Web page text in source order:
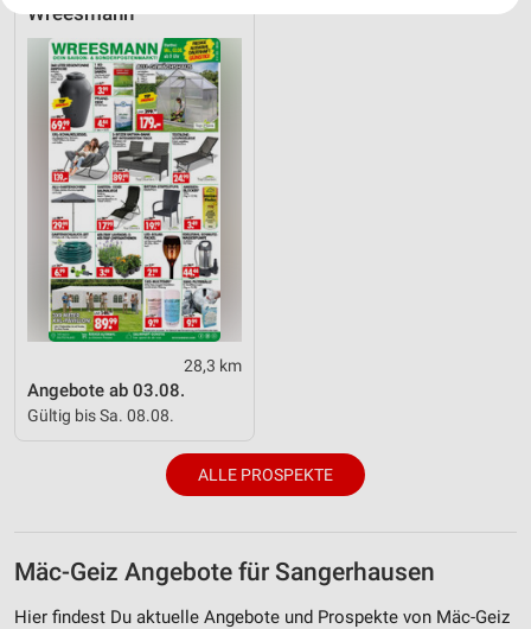
Wreesmann
28,3 km
Angebote ab 03.08.
Gültig bis Sa. 08.08.
ALLE PROSPEKTE
Mäc-Geiz Angebote für Sangerhausen
Hier findest Du aktuelle Angebote und Prospekte von Mäc-Geiz
Website/App.
Partnerliste anzeigen (1 IAB-Anbieter)
Wir nutzen Ihre Daten für folgende Zwecke:
IAB-Verarbeitungszwecke:
Speichern von oder Zugriff auf Informationen
auf einem Endgerät
Verwendung reduzierter Daten zur Auswahl von
Werbeanzeigen
Erstellung von Profilen für personalisierte
Werbung
personalisierter Werbung
Erstellung von Profilen zur Personalisierung
Verwendung von Profilen zur Auswahl
Messung der Werbeleistung
Messung der Performance von Inhalten